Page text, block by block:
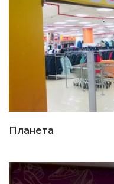
Планета